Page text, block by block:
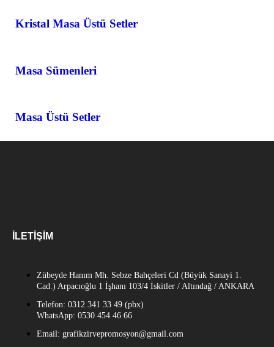
Kristal Masa Üstü Setler
Masa Sümenleri
Masa Üstü Setler
İLETIŞIM
Zübeyde Hanım Mh. Sebze Bahçeleri Cd (Büyük Sanayi 1.
Cad.) Arpacıoğlu 1 İşhanı 103/4 İskitler / Altındağ / ANKARA
Telefon: 0312 341 33 49 (pbx)
WhatsApp: 0530 454 46 66
Email: grafikzirvepromosyon@gmail.com